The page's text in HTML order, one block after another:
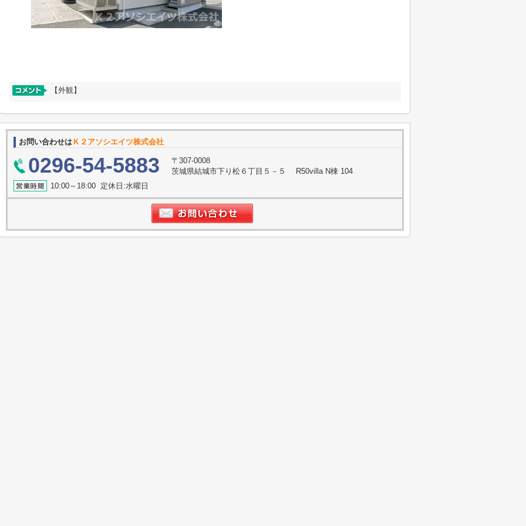
【外観】
お問い合わせは Ｋ２アソシエイツ株式会社
0296-54-5883
〒307-0008
茨城県結城市下り松６丁目５－５ R50villa N棟 104
10:00～18:00 定休日:水曜日